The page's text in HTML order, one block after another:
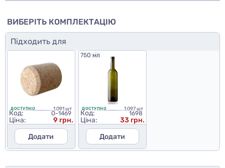
ВИБЕРІТЬ КОМПЛЕКТАЦІЮ
Підходить для
ДОСТУПНО 1 091 шт
Код: O-1469
Ціна:
9 грн.
Додати
750 мл
ДОСТУПНО 1 097 шт
Код: 1698
Ціна:
33 грн.
Додати